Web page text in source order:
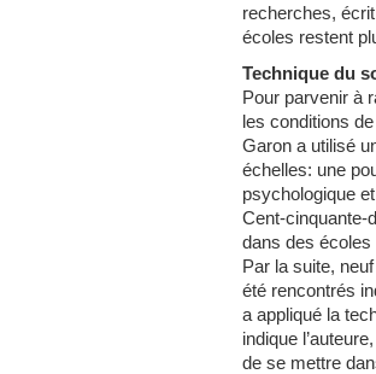
recherches,
écoles restent
Technique du
Pour parvenir à
les conditions
Garon a utilisé
échelles: une
psychologique
Cent-cinquante-
dans des
Par la suite,
été rencontrés
a appliqué la
indique
de se mettre